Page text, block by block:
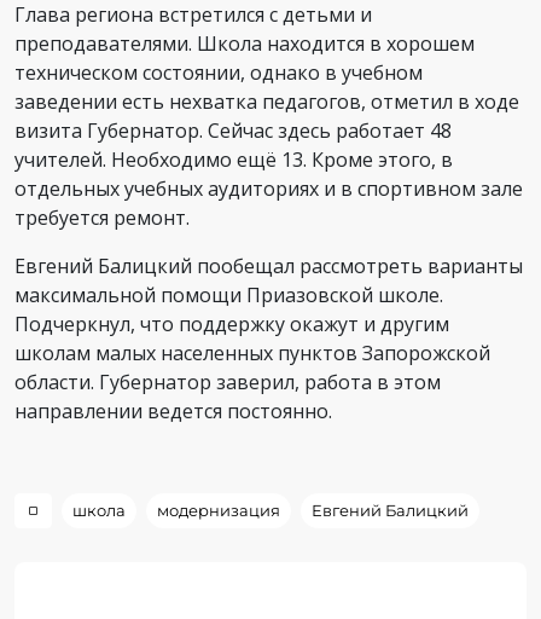
Глава региона встретился с детьми и
преподавателями. Школа находится в хорошем
техническом состоянии, однако в учебном
заведении есть нехватка педагогов, отметил в ходе
визита Губернатор. Сейчас здесь работает 48
учителей. Необходимо ещё 13. Кроме этого, в
отдельных учебных аудиториях и в спортивном зале
требуется ремонт.
Евгений Балицкий пообещал рассмотреть варианты
максимальной помощи Приазовской школе.
Подчеркнул, что поддержку окажут и другим
школам малых населенных пунктов Запорожской
области. Губернатор заверил, работа в этом
направлении ведется постоянно.
школа модернизация Евгений Балицкий